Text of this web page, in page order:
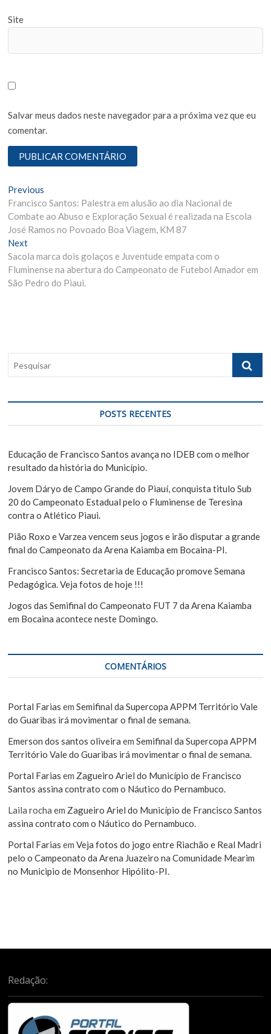
Site
Salvar meus dados neste navegador para a próxima vez que eu
comentar.
N
a
v
e
g
a
o
d
P
o
t
Previous
r
e
v
o
u
s
Francisco Santos: Palestra em alusão ao dia Nacional de
Combate ao Abuso e Exploração Sexual é realizada na Escola
José Ramos no Povoado Boa Viagem, KM 87
Next
e
x
t
Sacola marca dois golaços e Juventude empata com o
Fluminense na abertura do Campeonato de Futebol Amador em
São Pedro do Piaui.
q
i
a
POSTS RECENTES
Educação de Francisco Santos avança no IDEB com o melhor
resultado da história do Município.
Jovem Dáryo de Campo Grande do Piauí, conquista titulo Sub
20 do Campeonato Estadual pelo o Fluminense de Teresina
contra o Atlético Piaui.
Pião Roxo e Varzea vencem seus jogos e irão disputar a grande
final do Campeonato da Arena Kaiamba em Bocaina-PI.
Francisco Santos: Secretaria de Educação promove Semana
Pedagógica. Veja fotos de hoje !!!
Jogos das Semifinal do Campeonato FUT 7 da Arena Kaiamba
em Bocaina acontece neste Domingo.
COMENTÁRIOS
Portal Farias emSemifinal da Supercopa APPM Território Vale
do Guaribas irá movimentar o final de semana.
Emerson dos santos oliveira emSemifinal da Supercopa APPM
Território Vale do Guaribas irá movimentar o final de semana.
Portal Farias em Zagueiro Ariel do Município de Francisco
Santos assina contrato com o Náutico do Pernambuco.
Laila rocha em Zagueiro Ariel do Município de Francisco Santos
assina contrato com o Náutico do Pernambuco.
Portal Farias emVeja fotos do jogo entre Riachão e Real Madri
pelo o Campeonato da Arena Juazeiro na Comunidade Mearim
no Municipio de Monsenhor Hipólito-PI.
Redação: